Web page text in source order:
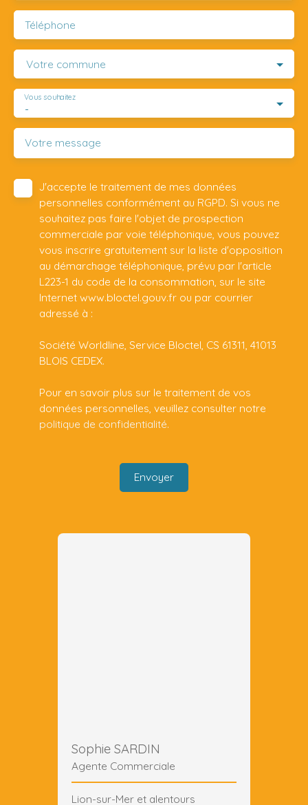
Téléphone
Votre commune
-
Vous souhaitez
Votre message
J'accepte le traitement de mes données
personnelles conformément au RGPD. Si vous ne
souhaitez pas faire l'objet de prospection
commerciale par voie téléphonique, vous pouvez
vous inscrire gratuitement sur la liste d'opposition
au démarchage téléphonique, prévu par l'article
L223-1 du code de la consommation, sur le site
Internet www.bloctel.gouv.fr ou par courrier
adressé à :
Société Worldline, Service Bloctel, CS 61311, 41013
BLOIS CEDEX.
Pour en savoir plus sur le traitement de vos
données personnelles, veuillez consulter notre
politique de confidentialité.
Envoyer
Sophie SARDIN
Agente Commerciale
Lion-sur-Mer et alentours